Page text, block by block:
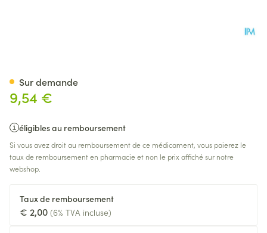
9,54 €
éligibles au remboursement
Si vous avez droit au remboursement de ce médicament, vous paierez le
taux de remboursement en pharmacie et non le prix affiché sur notre
webshop.
Taux de remboursement
€ 2,00 (6% TVA incluse)
Sur demande